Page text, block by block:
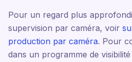
Pour un regard plus
supervision par caméra, voir
production par caméra. Pour
dans un programme de